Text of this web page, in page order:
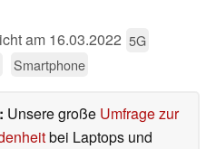
am 16.03.2022 5G
Smartphone
Unsere große Umfrage zur
bei Laptops und